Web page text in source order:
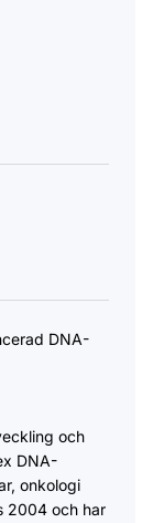
DNA-
och
DNA-
onkologi
2004 och har